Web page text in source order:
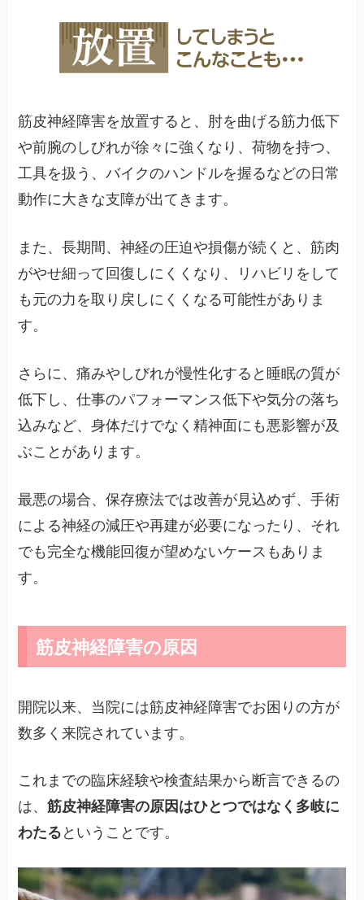
筋皮神経障害を放置すると、肘を曲げる筋力低下
や前腕のしびれが徐々に強くなり、荷物を持つ、
工具を扱う、バイクのハンドルを握るなどの日常
動作に大きな支障が出てきます。
また、長期間、神経の圧迫や損傷が続くと、筋肉
がやせ細って回復しにくくなり、リハビリをして
も元の力を取り戻しにくくなる可能性がありま
す。
さらに、痛みやしびれが慢性化すると睡眠の質が
低下し、仕事のパフォーマンス低下や気分の落ち
込みなど、身体だけでなく精神面にも悪影響が及
ぶことがあります。
最悪の場合、保存療法では改善が見込めず、手術
による神経の減圧や再建が必要になったり、それ
でも完全な機能回復が望めないケースもありま
す。
筋皮神経障害の原因
開院以来、当院には筋皮神経障害でお困りの方が
数多く来院されています。
これまでの臨床経験や検査結果から断言できるの
は、筋皮神経障害の原因はひとつではなく多岐に
わたる ということです。